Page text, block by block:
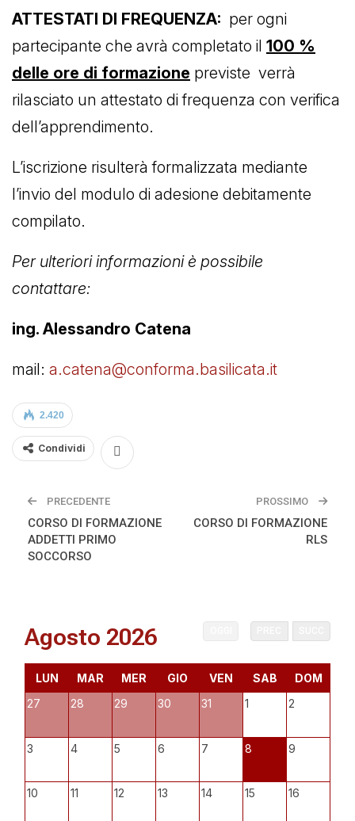
ATTESTATI DI FREQUENZA: per ogni
partecipante che avrà completato il 100 %
delle ore di formazione previste verrà
rilasciato un attestato di frequenza con verifica
dell’apprendimento.
L’iscrizione risulterà formalizzata mediante
l’invio del modulo di adesione debitamente
compilato.
Per ulteriori informazioni è possibile
contattare:
ing. Alessandro Catena
mail: a.catena@conforma.basilicata.it
2.420
Condividi
PRECEDENTE
CORSO DI FORMAZIONE
ADDETTI PRIMO
SOCCORSO
PROSSIMO
CORSO DI FORMAZIONE
RLS
Agosto 2026
LUN MAR MER GIO VEN SAB
DOM
27
28 29 30 31 1 2
3 4 5 6 7 8 9
10 11 12 13 14 15 16